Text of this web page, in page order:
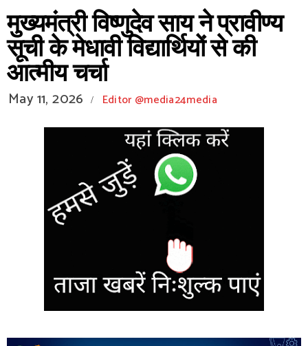
मुख्यमंत्री विष्णुदेव साय ने प्रावीण्य
सूची के मेधावी विद्यार्थियों से की
आत्मीय चर्चा
May 11, 2026 / Editor @media24media